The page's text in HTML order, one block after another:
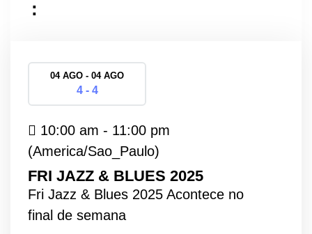
:
04 AGO - 04 AGO
4 - 4
10:00 am - 11:00 pm
(America/Sao_Paulo)
FRI JAZZ & BLUES 2025
Fri Jazz & Blues 2025 Acontece no
final de semana